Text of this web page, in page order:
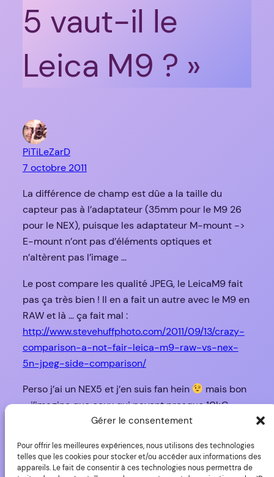
Gérer le consentement
Pour offrir les meilleures expériences, nous utilisons des technologies
telles que les cookies pour stocker et/ou accéder aux informations des
appareils. Le fait de consentir à ces technologies nous permettra de
5 vaut-il le
Leica M9 ? »
PiTiLeZarD
7 octobre 2011
La différence de champ est dûe a la taille du
capteur pas à l’adaptateur (35mm pour le M9 26
pour le NEX), puisque les adaptateur M-mount ->
E-mount n’ont pas d’éléments optiques et
n’altèrent pas l’image …
Le post compare les qualité JPEG, le LeicaM9 fait
pas ça très bien ! Il en a fait un autre avec le M9 en
RAW et là … ça fait mal :
http://www.stevehuffphoto.com/2011/09/13/crazy-
comparison-a-not-fair-leica-m9-raw-vs-nex-
5n-jpeg-side-comparison/
Perso j’ai un NEX5 et j’en suis fan hein
mais bon
… j’imagine que ceux qui payent presque 10k€
dans un appareil tout carré et pas pratique, ben ils